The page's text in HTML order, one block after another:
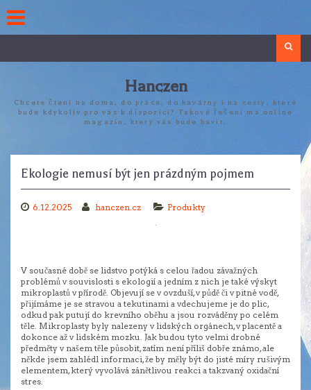
to
content
Hanczen
Chcete čtení na doma, do práce, do kavárny i na cesty, které
bude kdykoliv pro vás k dispozici? Takové řešení má online
magazín, který vás bude bavit.
Ekologie nemusí být jen prázdným pojmem
6.12.2025 hanczen.cz Produkty
V současné době se lidstvo potýká s celou řadou závažných
problémů v souvislosti s ekologií a jedním z nich je také výskyt
mikroplastů v přírodě. Objevují se v ovzduší, v půdě či v pitné vodě,
přijímáme je se stravou a tekutinami a vdechujeme je do plic,
odkud pak putují do krevního oběhu a jsou rozváděny po celém
těle. Mikroplasty byly nalezeny v lidských orgánech, v placentě a
dokonce až v lidském mozku. Jak budou tyto velmi drobné
předměty v našem těle působit, zatím není příliš dobře známo, ale
někde jsem zahlédl informaci, že by měly být do jisté míry rušivým
elementem, který vyvolává zánětlivou reakci a takzvaný oxidační
stres.